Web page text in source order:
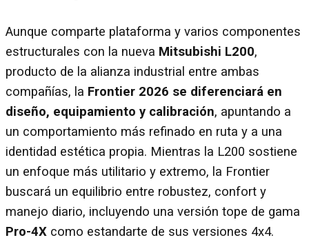
Aunque comparte plataforma y varios componentes
estructurales con la nueva Mitsubishi L200,
producto de la alianza industrial entre ambas
compañías, la Frontier 2026 se diferenciará en
diseño, equipamiento y calibración, apuntando a
un comportamiento más refinado en ruta y a una
identidad estética propia. Mientras la L200 sostiene
un enfoque más utilitario y extremo, la Frontier
buscará un equilibrio entre robustez, confort y
manejo diario, incluyendo una versión tope de gama
Pro-4X como estandarte de sus versiones 4x4.